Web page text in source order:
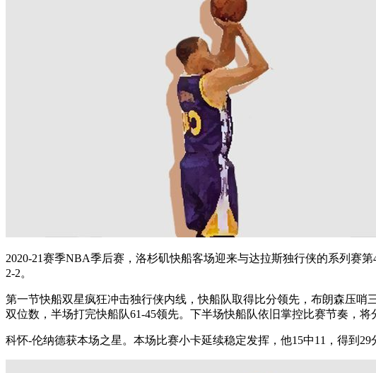
2020-21赛季NBA季后赛，洛杉矶快船客场迎来与达拉斯独行侠的系列赛
2-2。
第一节快船双星疯狂冲击独行侠内线，快船队取得比分领先，布朗森压哨
双位数，半场打完快船队61-45领先。下半场快船队依旧掌控比赛节奏，
科怀-伦纳德获本场之星。本场比赛小卡延续稳定发挥，他15中11，得到29